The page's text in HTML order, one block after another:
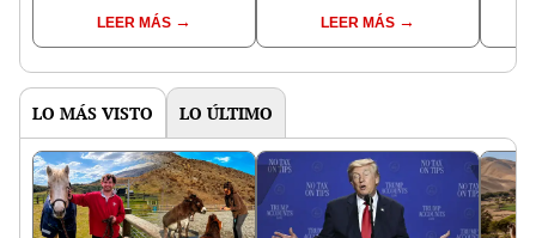
reintroducción de un
asno salvaje está
en un paisaje con más
vida
LEER MÁS
encontrarlo: el hallazgo
podría cambiar todo lo
pasado
LEER MÁS
LO MÁS VISTO LO ÚLTIMO